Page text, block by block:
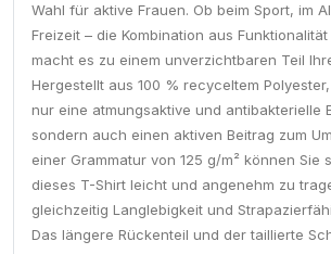
Wahl für aktive Frauen. Ob beim Sport, im
Freizeit – die Kombination aus
macht es zu einem unverzichtbaren Teil
Hergestellt aus 100 % recyceltem
nur eine atmungsaktive und antibakterielle
sondern auch einen aktiven Beitrag zum
einer Grammatur von 125 g/m² können Sie
dieses T-Shirt leicht und angenehm zu
gleichzeitig Langlebigkeit und
Das längere Rückenteil und der taillierte